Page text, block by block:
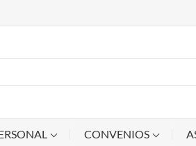
CONVENIOS